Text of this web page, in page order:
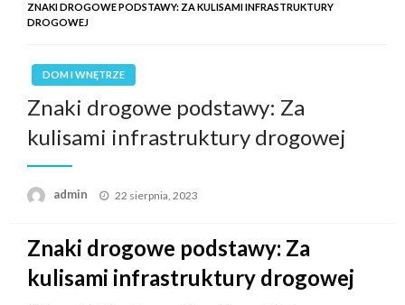
ZNAKI DROGOWE PODSTAWY: ZA KULISAMI INFRASTRUKTURY
DROGOWEJ
DOM I WNĘTRZE
Znaki drogowe podstawy: Za
kulisami infrastruktury drogowej
admin
Opublikowane
22 sierpnia, 2023
Znaki drogowe podstawy: Za
kulisami infrastruktury drogowej